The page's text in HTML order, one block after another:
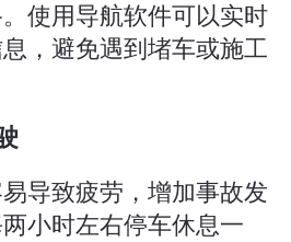
使用导航软件可以实时
，避免遇到堵车或施工
导致疲劳，增加事故发
小时左右停车休息一